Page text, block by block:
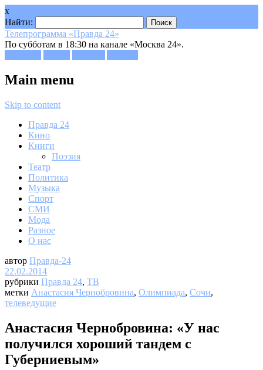
x
Найти:
Телепрограмма «Правда 24»
По субботам в 18:30 на канале «Москва 24».
Main menu
Skip to content
Правда 24
Кино
Книги
Поэзия
Театр
Политика
Музыка
Спорт
СМИ
Мода
Разное
О нас
автор Правда-24
22.02.2014
рубрики Правда 24, ТВ
метки Анастасия Чернобровина, Олимпиада, Сочи,
телеведущие
Анастасия Чернобровина: «У нас
получился хороший тандем с
Губерниевым»